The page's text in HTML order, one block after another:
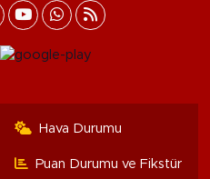
Hava Durumu
Puan Durumu ve Fikstür